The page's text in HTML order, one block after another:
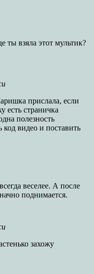
ты взяла этот мультик?
прислала, если
есть страничка
полезность
код видео и поставить
веселее. А после
поднимается.
захожу